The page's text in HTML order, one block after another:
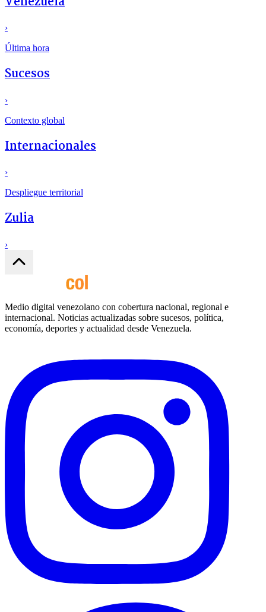
›
Última hora
Sucesos
›
Contexto global
Internacionales
›
Despliegue territorial
Zulia
›
Medio digital venezolano con cobertura nacional, regional e
internacional. Noticias actualizadas sobre sucesos, política,
economía, deportes y actualidad desde Venezuela.